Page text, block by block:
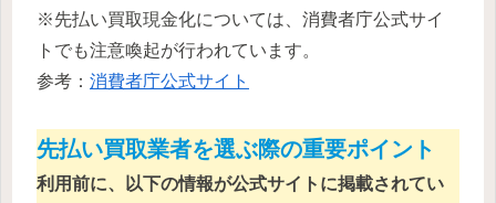
※先払い買取現金化については、消費者庁公式サイ
トでも注意喚起が行われています。
参考： 消費者庁公式サイト
先払い買取業者を選ぶ際の重要ポイント
利用前に、以下の情報が公式サイトに掲載されてい